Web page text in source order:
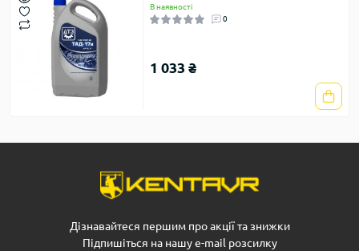
В наявності
0
1 033 ₴
Дізнавайтеся першим про акції та знижки
Підпишіться на нашу e-mail розсилку